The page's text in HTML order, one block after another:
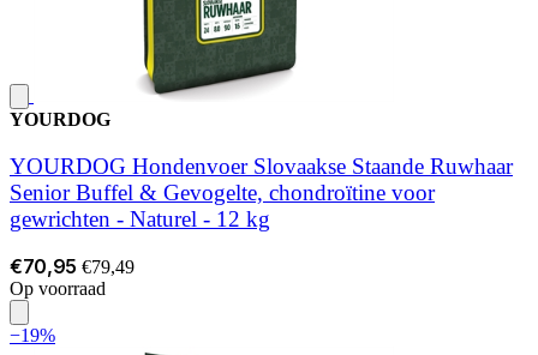
YOURDOG
YOURDOG Hondenvoer Slovaakse Staande Ruwhaar
Senior Buffel & Gevogelte, chondroïtine voor
gewrichten - Naturel - 12 kg
€70,95 €79,49
Op voorraad
−19%